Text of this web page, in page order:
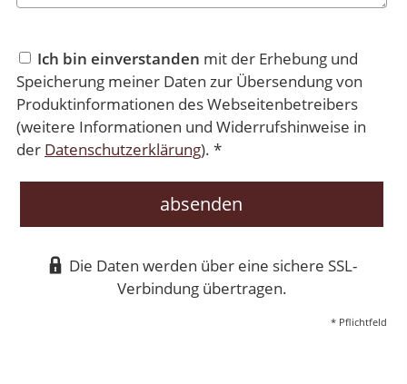
Ich bin einverstanden mit der Erhebung und
Speicherung meiner Daten zur Übersendung von
Produktinformationen des Webseitenbetreibers
(weitere Informationen und Widerrufshinweise in
der Datenschutzerklärung). *
absenden
Die Daten werden über eine sichere SSL-
Verbindung übertragen.
* Pflichtfeld